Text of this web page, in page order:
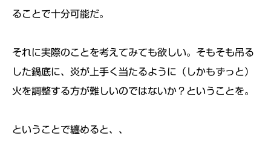
ることで十分可能だ。
それに実際のことを考えてみても欲しい。そもそも吊る
した鍋底に、炎が上手く当たるように（しかもずっと）
火を調整する方が難しいのではないか？ということを。
ということで纏めると、、